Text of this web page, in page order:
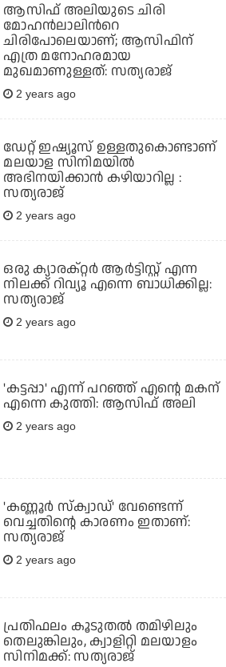
ആസിഫ് അലിയുടെ ചിരി
മോഹൻലാലിൻറെ
ചിരിപോലെയാണ്; ആസിഫിന്
എത്ര മനോഹരമായ
മുഖമാണുള്ളത്: സത്യരാജ്
2 years ago
ഡേറ്റ് ഇഷ്യൂസ് ഉള്ളതുകൊണ്ടാണ്
മലയാള സിനിമയിൽ
അഭിനയിക്കാൻ കഴിയാറില്ല :
സത്യരാജ്
2 years ago
ഒരു ക്യാരക്റ്റർ ആർട്ടിസ്റ്റ് എന്ന
നിലക്ക് റിവ്യൂ എന്നെ ബാധിക്കില്ല:
സത്യരാജ്
2 years ago
'കട്ടപ്പാ' എന്ന് പറഞ്ഞ് എന്റെ മകന്
എന്നെ കുത്തി: ആസിഫ് അലി
2 years ago
'കണ്ണൂര്‍ സ്‌ക്വാഡ്' വേണ്ടെന്ന്
വെച്ചതിന്റെ കാരണം ഇതാണ്:
സത്യരാജ്
2 years ago
പ്രതിഫലം കൂടുതല്‍ തമിഴിലും
തെലുങ്കിലും, ക്വാളിറ്റി മലയാളം
സിനിമക്ക്: സത്യരാജ്